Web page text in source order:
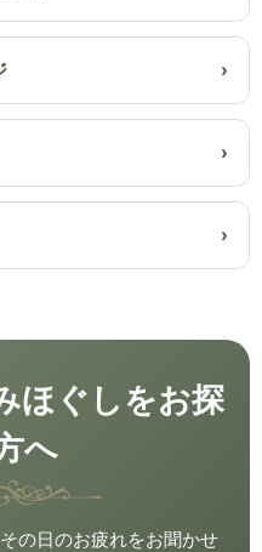
ほぐしをお探
へ
の日のお疲れをお聞かせ